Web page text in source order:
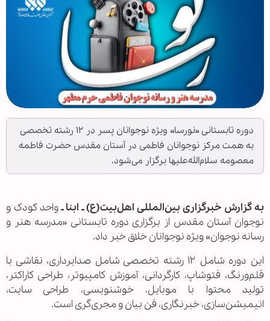
دوره تابستانی «نورسا» ویژه نوجوانان پسر در ۱۲ رشته تخصصی
به همت مرکز نوجوانان فاطمی در آستان مقدس حضرت فاطمه
معصومه سلام‌الله‌علیها برگزار می‌شود.
به گزارش خبرگزاری بین‌المللی اهل‌بیت(ع) ـ ابنا ـواحد کودک و
نوجوان آستان مقدس از برگزاری دوره تابستانی «مدرسه هنر و
رسانه نوجوان» ویژه نوجوانان خلاق خبر داد.
این دوره شامل ۱۲ رشته تخصصی شامل صدابرداری، نقاشی با
قلم‌ورنگ، فتوشاپ، کارگردانی، آموزش کامپیوتر، طراحی کاراکتر،
تولید محتوا با موبایل، خوشنویسی، طراحی سایت،
انیمیشن‌سازی، خبرنگاری، فن بیان و مجری‌گری است.